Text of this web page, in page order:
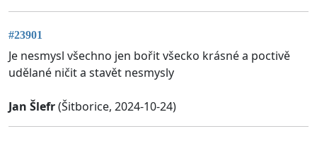
#23901
Je nesmysl všechno jen bořit všecko krásné a poctivě
udělané ničit a stavět nesmysly
Jan Šlefr(Šitborice, 2024-10-24)